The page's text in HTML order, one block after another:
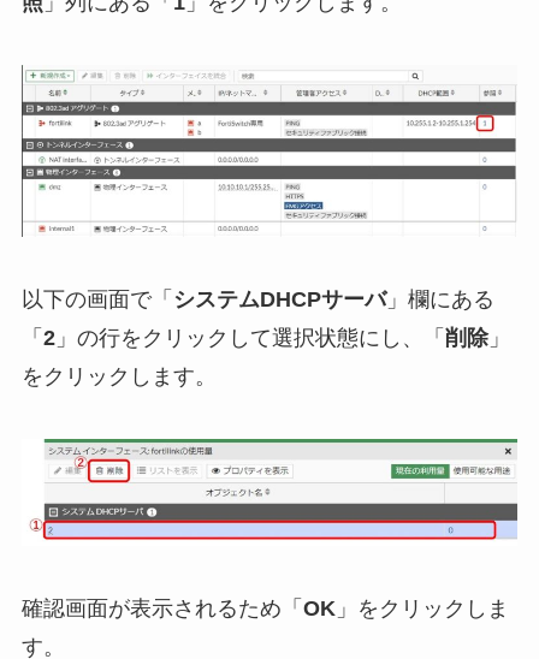
以下の画面で「 システムDHCPサーバ」欄にある
「 2」の行をクリックして選択状態にし、「 削除」
をクリックします。
確認画面が表示されるため「 OK」をクリックしま
す。